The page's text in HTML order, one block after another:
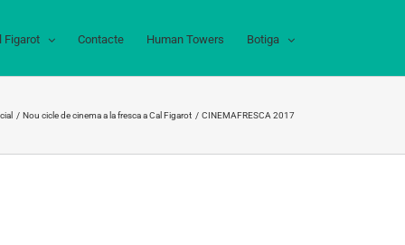
Figarot Contacte Human Towers Botiga
Nou cicle de cinema a la fresca a Cal Figarot CINEMAFRESCA 2017